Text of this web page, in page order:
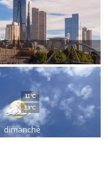
dimanche
11°C
13°C